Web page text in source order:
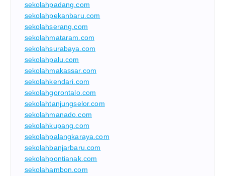
sekolahpadang.com
sekolahpekanbaru.com
sekolahserang.com
sekolahmataram.com
sekolahsurabaya.com
sekolahpalu.com
sekolahmakassar.com
sekolahkendari.com
sekolahgorontalo.com
sekolahtanjungselor.com
sekolahmanado.com
sekolahkupang.com
sekolahpalangkaraya.com
sekolahbanjarbaru.com
sekolahpontianak.com
sekolahambon.com